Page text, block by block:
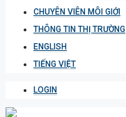
CHUYÊN VIÊN MÔI GIỚI
THÔNG TIN THỊ TRƯỜNG
ENGLISH
TIẾNG VIỆT
LOGIN